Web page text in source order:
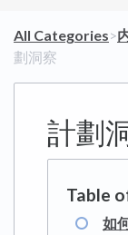
All Categories​>​
劃洞察
計劃
如